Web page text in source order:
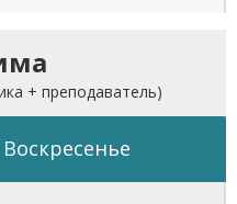
+ преподаватель)
Воскресенье